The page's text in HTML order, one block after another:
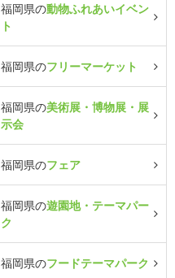
福岡県の動物ふれあいイベン
ト
福岡県のフリーマーケット
福岡県の美術展・博物展・展
示会
福岡県のフェア
福岡県の遊園地・テーマパー
ク
福岡県のフードテーマパーク